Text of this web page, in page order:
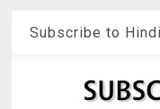
Subscribe to